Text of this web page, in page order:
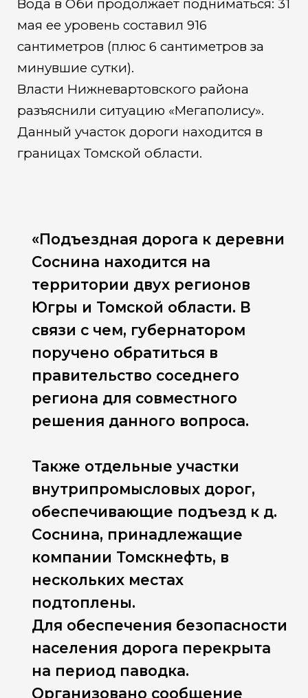
Вода в Оби продолжает подниматься: 31
мая ее уровень составил 916
сантиметров (плюс 6 сантиметров за
минувшие сутки).
Власти Нижневартовского района
разъяснили ситуацию «Мегаполису».
Данный участок дороги находится в
границах Томской области.
«Подъездная дорога к деревни
Соснина находится на
территории двух регионов
Югры и Томской области. В
связи с чем, губернатором
поручено обратиться в
правительство соседнего
региона для совместного
решения данного вопроса.
Также отдельные участки
внутрипромысловых дорог,
обеспечивающие подъезд к д.
Соснина, принадлежащие
компании Томскнефть, в
нескольких местах
подтоплены.
Для обеспечения безопасности
населения дорога перекрыта
на период паводка.
Организовано сообщение